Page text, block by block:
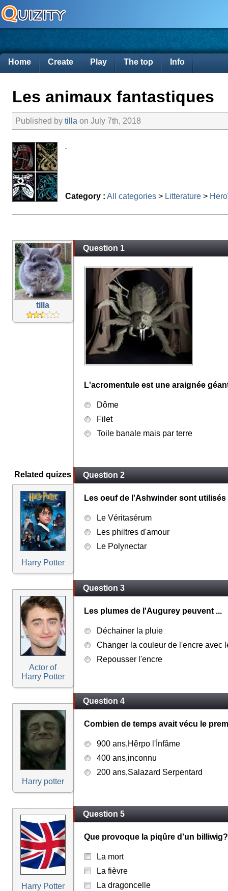
Home Create Play The top Info
Les animaux fantastiques
Published by tilla on July 7th, 2018
.
Category : All categories > Litterature >
tilla
Related quizes
Harry Potter
Actor of
Harry Potter
Harry potter
Harry Potter
Question 1
L'acromentule est une araignée
Dôme
Filet
Toile banale mais par terre
Question 2
Les oeuf de l'Ashwinder sont utilisés
Le Véritasérum
Les philtres d'amour
Le Polynectar
Question 3
Les plumes de l'Augurey peuvent ...
Déchainer la pluie
Changer la couleur de l'encre avec
Repousser l'encre
Question 4
Combien de temps avait vécu le
900 ans,Hêrpo l'İnfâme
400 ans,inconnu
200 ans,Salazard Serpentard
Question 5
Que provoque la piqûre d'un billiwig?
La mort
La fièvre
La dragoncelle